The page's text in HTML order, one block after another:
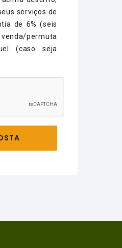
serviços de
de 6% (seis
permuta
(caso seja